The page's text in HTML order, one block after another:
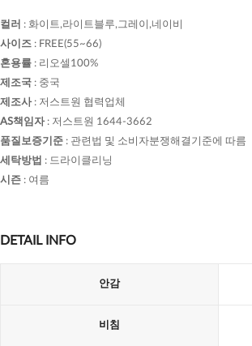
컬러 : 화이트,라이트블루,그레이,네이비
사이즈 : FREE(55~66)
혼용률 : 리오셀100%
제조국 : 중국
제조사: 저스트원 협력업체
AS책임자: 저스트원 1644-3662
품질보증기준 : 관련법 및 소비자분쟁해결기준에 따름
세탁방법 : 드라이클리닝
시즌 : 여름
DETAIL INFO
안감
비침